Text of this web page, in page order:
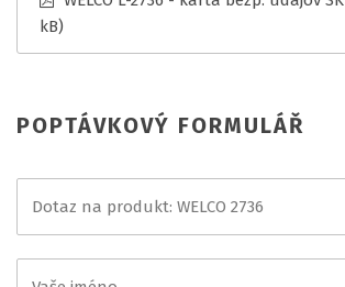
kB)
POPTÁVKOVÝ FORMULÁŘ